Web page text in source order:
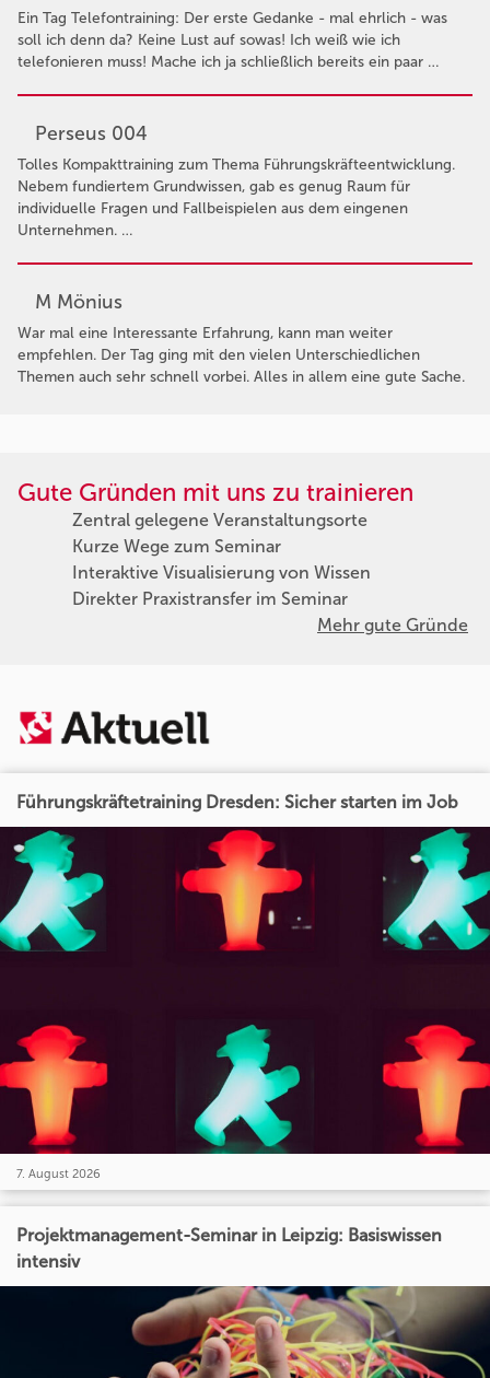
Ein Tag Telefontraining: Der erste Gedanke - mal ehrlich - was
soll ich denn da? Keine Lust auf sowas! Ich weiß wie ich
telefonieren muss! Mache ich ja schließlich bereits ein paar …
Perseus 004
Tolles Kompakttraining zum Thema Führungskräfteentwicklung.
Nebem fundiertem Grundwissen, gab es genug Raum für
individuelle Fragen und Fallbeispielen aus dem eingenen
Unternehmen. …
M Mönius
War mal eine Interessante Erfahrung, kann man weiter
empfehlen. Der Tag ging mit den vielen Unterschiedlichen
Themen auch sehr schnell vorbei. Alles in allem eine gute Sache.
Gute Gründen mit uns zu trainieren
Zentral gelegene Veranstaltungsorte
Kurze Wege zum Seminar
Interaktive Visualisierung von Wissen
Direkter Praxistransfer im Seminar
Mehr gute Gründe
Führungskräftetraining Dresden: Sicher starten im Job
7. August 2026
Projektmanagement-Seminar in Leipzig: Basiswissen
intensiv